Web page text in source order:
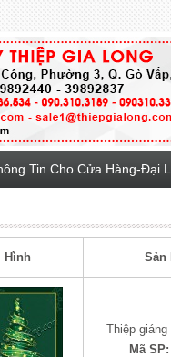
Hình Sản
Thiệp giáng
Mã SP:
Tin Cho Cửa Hàng-Đại